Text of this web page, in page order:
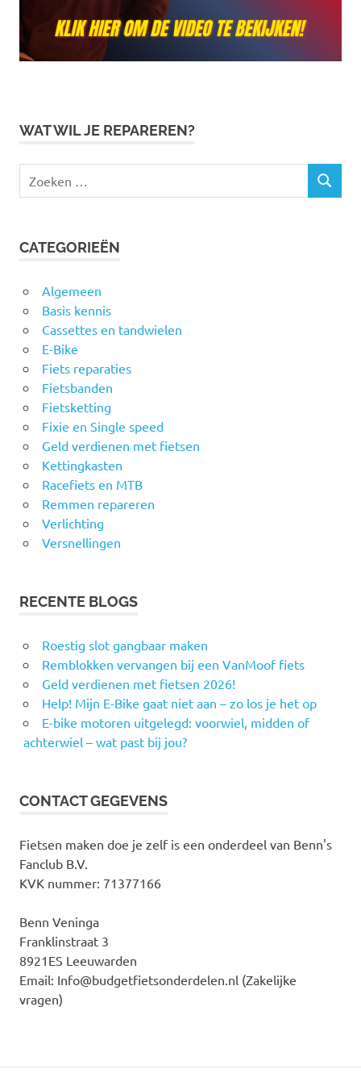
WAT WIL JE REPAREREN?
naar:
ZOEKEN
CATEGORIEËN
Algemeen
Basis kennis
Cassettes en tandwielen
E-Bike
Fiets reparaties
Fietsbanden
Fietsketting
Fixie en Single speed
Geld verdienen met fietsen
Kettingkasten
Racefiets en MTB
Remmen repareren
Verlichting
Versnellingen
RECENTE BLOGS
Roestig slot gangbaar maken
Remblokken vervangen bij een VanMoof fiets
Geld verdienen met fietsen 2026!
Help! Mijn E-Bike gaat niet aan – zo los je het op
E-bike motoren uitgelegd: voorwiel, midden of
achterwiel – wat past bij jou?
CONTACT GEGEVENS
Fietsen maken doe je zelf is een onderdeel van Benn's
Fanclub B.V.
KVK nummer: 71377166
Benn Veninga
Franklinstraat 3
8921ES Leeuwarden
Email: Info@budgetfietsonderdelen.nl (Zakelijke
vragen)